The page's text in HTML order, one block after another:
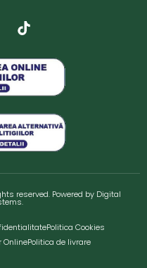
T
i
t
o
k
reserved. Powered by Digital
.
Politica Cookies
OnlinePolitica de livrare